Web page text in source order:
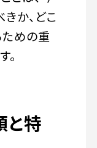
か、どこ
めの重
。
特